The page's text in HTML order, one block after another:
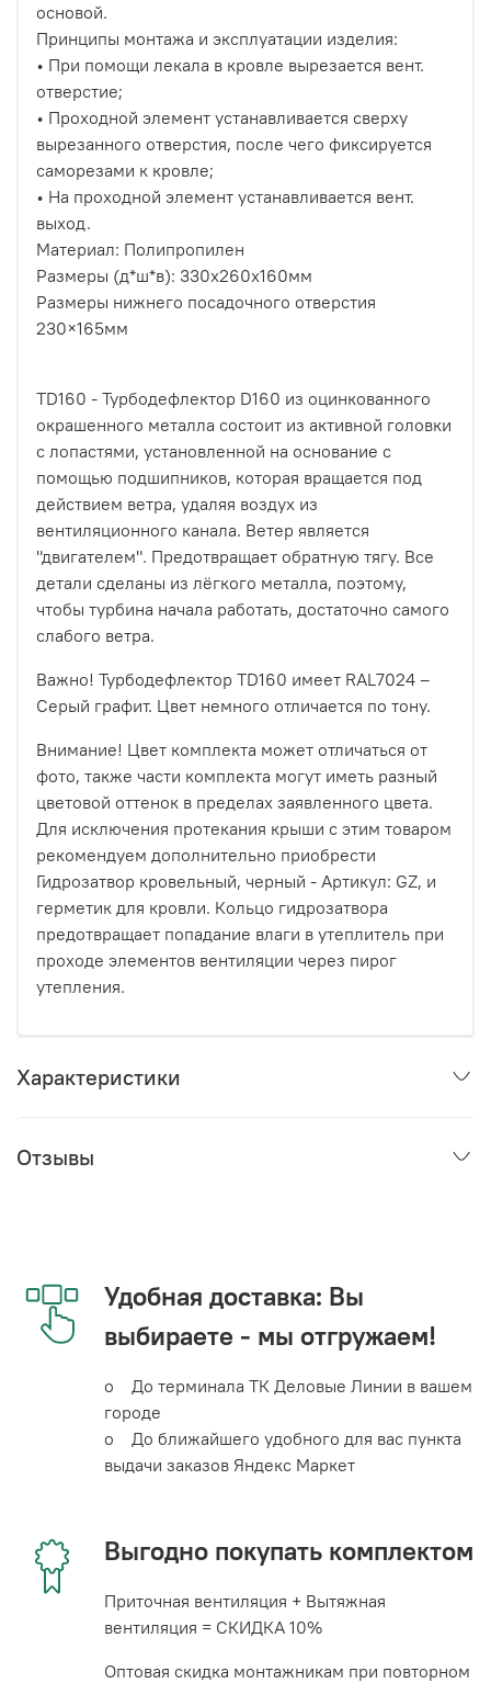
основой.
Принципы монтажа и эксплуатации изделия:
• При помощи лекала в кровле вырезается вент.
отверстие;
• Проходной элемент устанавливается сверху
вырезанного отверстия, после чего фиксируется
саморезами к кровле;
• На проходной элемент устанавливается вент.
выход.
Материал: Полипропилен
Размеры (д*ш*в): 330х260х160мм
Размеры нижнего посадочного отверстия
230×165мм
TD160 - Турбодефлектор D160 из оцинкованного
окрашенного металла состоит из активной головки
с лопастями, установленной на основание с
помощью подшипников, которая вращается под
действием ветра, удаляя воздух из
вентиляционного канала. Ветер является
"двигателем". Предотвращает обратную тягу. Все
детали сделаны из лёгкого металла, поэтому,
чтобы турбина начала работать, достаточно самого
слабого ветра.
Важно! Турбодефлектор TD160 имеет RAL7024 –
Серый графит. Цвет немного отличается по тону.
Внимание! Цвет комплекта может отличаться от
фото, также части комплекта могут иметь разный
цветовой оттенок в пределах заявленного цвета.
Для исключения протекания крыши с этим товаром
рекомендуем дополнительно приобрести
Гидрозатвор кровельный, черный - Артикул: GZ, и
герметик для кровли. Кольцо гидрозатвора
предотвращает попадание влаги в утеплитель при
проходе элементов вентиляции через пирог
утепления.
Характеристики
Отзывы
Удобная доставка: Вы
выбираете - мы отгружаем!
o До терминала ТК Деловые Линии в вашем
городе
o До ближайшего удобного для вас пункта
выдачи заказов Яндекс Маркет
Выгодно покупать комплектом
Приточная вентиляция + Вытяжная
вентиляция = СКИДКА 10%
Оптовая скидка монтажникам при повторном